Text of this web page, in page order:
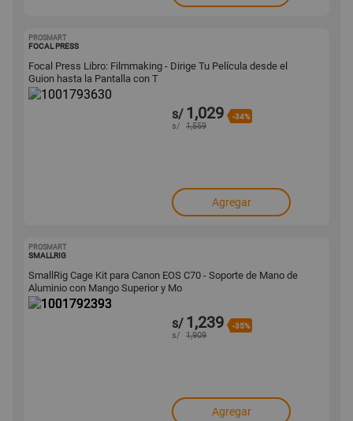
PROSMART
FOCAL PRESS
Focal Press Libro: Filmmaking - Dirige Tu Película desde el
Guion hasta la Pantalla con T
s/ 1,029 -34%
s/ 1,559
Agregar
PROSMART
SMALLRIG
SmallRig Cage Kit para Canon EOS C70 - Soporte de Mano de
Aluminio con Mango Superior y Mo
s/ 1,239 -35%
s/ 1,909
Agregar